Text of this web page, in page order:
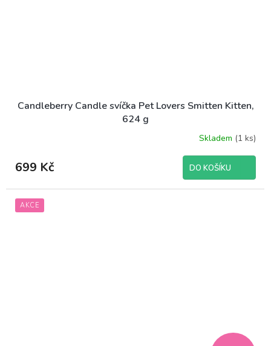
Candleberry Candle svíčka Pet Lovers Smitten Kitten,
624 g
Skladem (1 ks)
699 Kč DO KOŠÍKU
AKCE